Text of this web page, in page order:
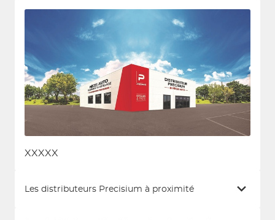
XXXXX
Les distributeurs Precisium à proximité